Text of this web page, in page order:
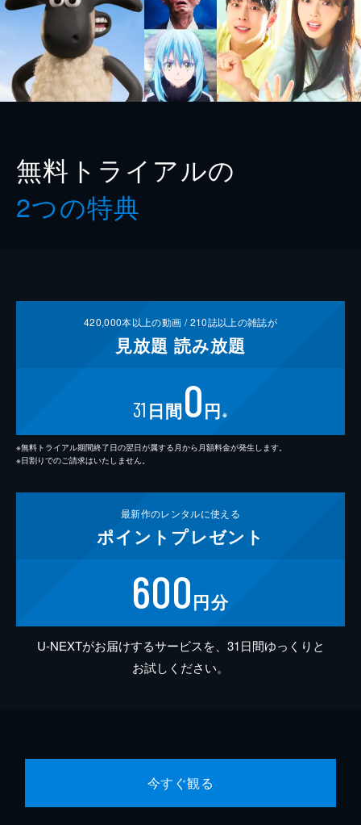
無料トライアルの
2つの特典
420,000本以上の動画 /210誌以上の雑誌が
見放題 読み放題
31 日間0円 ※
※無料トライアル期間終了日の翌日が属する月から月額料金が発生します。
※日割りでのご請求はいたしません。
最新作のレンタルに使える
ポイント プレゼント
600円分
U-NEXTがお届けするサービスを、31日間ゆっくりと
お試しください。
今すぐ観る